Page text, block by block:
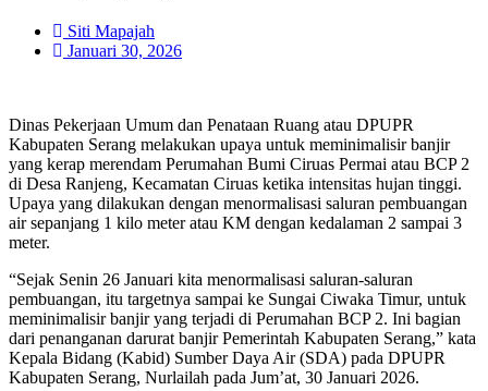
Siti Mapajah
Januari 30, 2026
Dinas Pekerjaan Umum dan Penataan Ruang atau DPUPR
Kabupaten Serang melakukan upaya untuk meminimalisir banjir
yang kerap merendam Perumahan Bumi Ciruas Permai atau BCP 2
di Desa Ranjeng, Kecamatan Ciruas ketika intensitas hujan tinggi.
Upaya yang dilakukan dengan menormalisasi saluran pembuangan
air sepanjang 1 kilo meter atau KM dengan kedalaman 2 sampai 3
meter.
“Sejak Senin 26 Januari kita menormalisasi saluran-saluran
pembuangan, itu targetnya sampai ke Sungai Ciwaka Timur, untuk
meminimalisir banjir yang terjadi di Perumahan BCP 2. Ini bagian
dari penanganan darurat banjir Pemerintah Kabupaten Serang,” kata
Kepala Bidang (Kabid) Sumber Daya Air (SDA) pada DPUPR
Kabupaten Serang, Nurlailah pada Jum’at, 30 Januari 2026.